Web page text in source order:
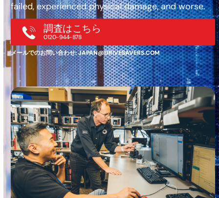
failed, experienced physical damage, and worse.
調査はこちら
0120-944-878
メールでのお問い合わせ:JAPAN@DRIVESAVERS.COM